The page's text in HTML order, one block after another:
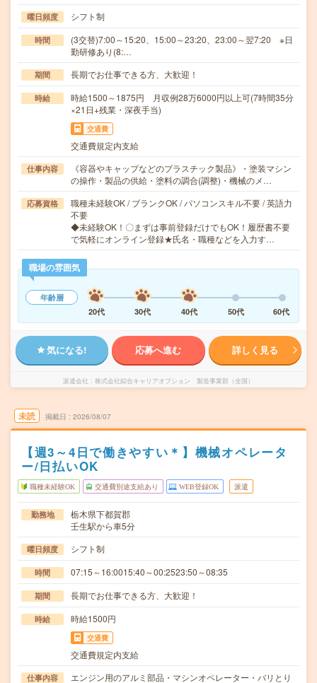
曜日頻度 シフト制
時間
(3交替)7:00～15:20、15:00～23:20、23:00～翌7:20 ※日
勤研修あり(8:…
期間 長期でお仕事できる方、大歓迎！
時給
時給1500～1875円 月収例28万6000円以上可(7時間35分
×21日+残業・深夜手当)
交通費
交通費規定内支給
仕事内容
《容器やキャップなどのプラスチック製品》・塗装マシン
の操作・製品の供給・塗料の調合(調整)・機械のメ…
応募資格
職種未経験OK / ブランクOK / パソコンスキル不要 / 英語力
不要
◆未経験OK！〇まずは事前登録だけでもOK！履歴書不要
で気軽にオンライン登録★氏名・職種などを入力す…
職場の雰囲気
年齢層
20代
30代 40代 50代 60代
気になる! 応募へ進む 詳しく見る
派遣会社 株式会社綜合キャリアオプション 製造事業部（全国）
未読 掲載日 2026/08/07
【週3～4日で働きやすい＊】機械オペレータ
ー/日払いOK
職種未経験OK 交通費別途支給あり WEB登録OK 派遣
勤務地
栃木県下都賀郡
壬生駅から車5分
曜日頻度 シフト制
時間 07:15～16:0015:40～00:2523:50～08:35
期間 長期でお仕事できる方、大歓迎！
時給 時給1500円
交通費
交通費規定内支給
仕事内容 エンジン用のアルミ部品・マシンオペレーター・バリとり